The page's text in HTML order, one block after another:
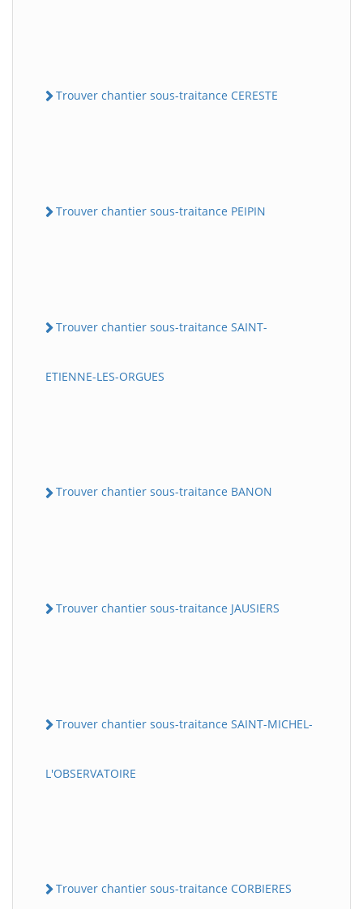
Trouver chantier sous-traitance CERESTE
Trouver chantier sous-traitance PEIPIN
Trouver chantier sous-traitance SAINT-
ETIENNE-LES-ORGUES
Trouver chantier sous-traitance BANON
Trouver chantier sous-traitance JAUSIERS
Trouver chantier sous-traitance SAINT-MICHEL-
L'OBSERVATOIRE
Trouver chantier sous-traitance CORBIERES